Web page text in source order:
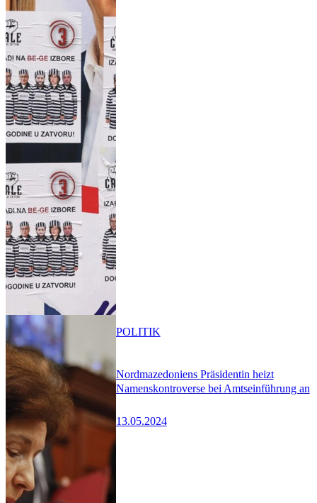
Nordmazedoniens Präsidentin heizt
Namenskontroverse bei Amtseinführung an
13.05.2024
POLITIK